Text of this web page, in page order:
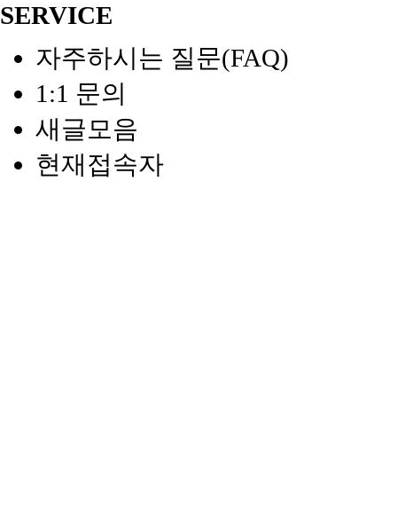
SERVICE
자주하시는 질문(FAQ)
1:1 문의
새글모음
현재접속자